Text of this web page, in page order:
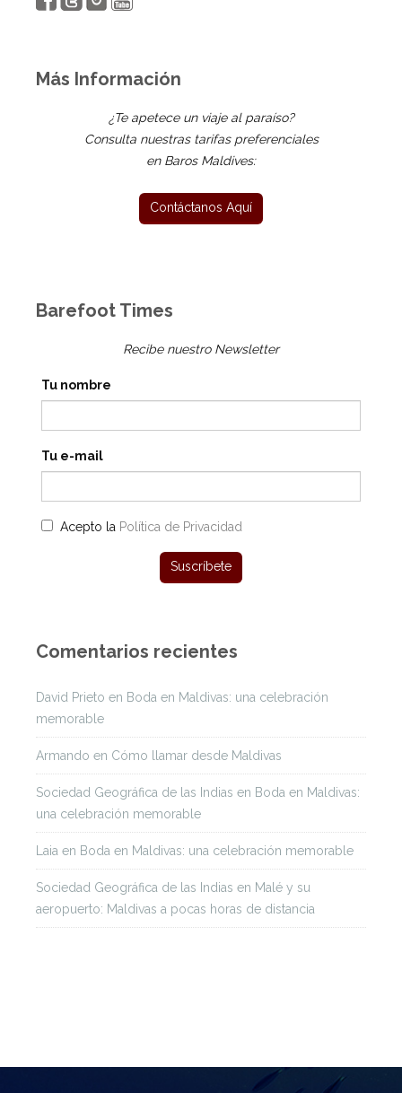
Más Información
¿Te apetece un viaje al paraíso?
Consulta nuestras tarifas preferenciales
en Baros Maldives:
Barefoot Times
Recibe nuestro Newsletter
Tu nombre
Tu e-mail
Acepto la Política de Privacidad
Comentarios recientes
David Prieto en Boda en Maldivas: una celebración
memorable
Armando en Cómo llamar desde Maldivas
Sociedad Geográfica de las Indias en Boda en Maldivas:
una celebración memorable
Laia en Boda en Maldivas: una celebración memorable
Sociedad Geográfica de las Indias en Malé y su
aeropuerto: Maldivas a pocas horas de distancia